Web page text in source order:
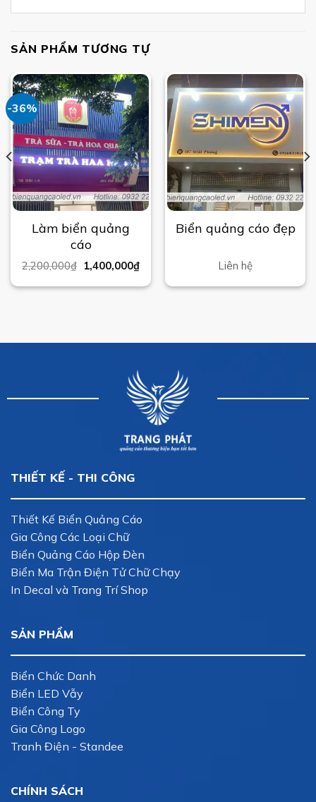
SẢN PHẨM TƯƠNG TỰ
-36%
Làm biển quảng
cáo
2,200,000₫ 1,400,000₫
Biển quảng cáo đẹp
Liên hệ
THIẾT KẾ - THI CÔNG
Thiết Kế Biển Quảng Cáo
Gia Công Các Loại Chữ
Biển Quảng Cáo Hộp Đèn
Biển Ma Trận Điện Tử Chữ Chạy
In Decal và Trang Trí Shop
SẢN PHẨM
Biển Chức Danh
Biển LED Vẫy
Biển Công Ty
Gia Công Logo
Tranh Điện - Standee
CHÍNH SÁCH